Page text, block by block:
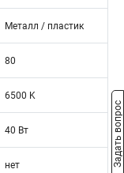
Металл / пластик
80
6500 K
40 Вт
нет Задать вопрос